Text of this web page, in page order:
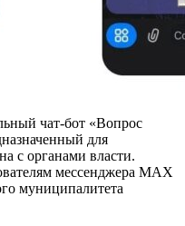
чат-бот «Вопрос
для
с органами власти.
мессенджера MAX
муниципалитета